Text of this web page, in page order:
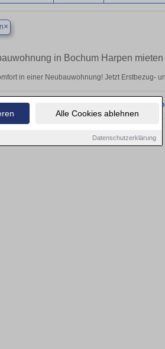
Alle Cookies ablehnen
Datenschutzerklärung
×
in Bochum Harpen
in einer Neubauwohnung! Jetzt Erstbezug-
Objekte finden. Schauen Sie bald wieder